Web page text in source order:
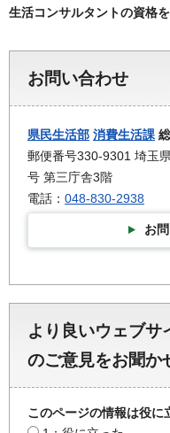
生活コンサルタントの資格
お問い合わせ
県民生活部 消費生活課
郵便番号330-9301 埼玉
号 第三庁舎3階
電話： 048-830-2938
お
より良いウェブサ
のご意見をお聞か
このページの情報は役に